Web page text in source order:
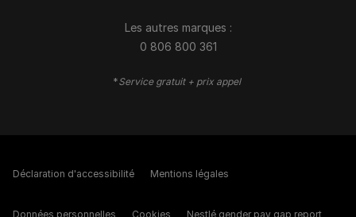
Les autres marques :​
0 806 800 361
*Service gratuit + prix appel
Déclaration d'accessibilité Mentions légales
Données personnelles Cookies Nestlé gender pay gap report